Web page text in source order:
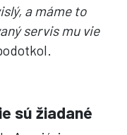
a máme to
servis mu vie
sú žiadané